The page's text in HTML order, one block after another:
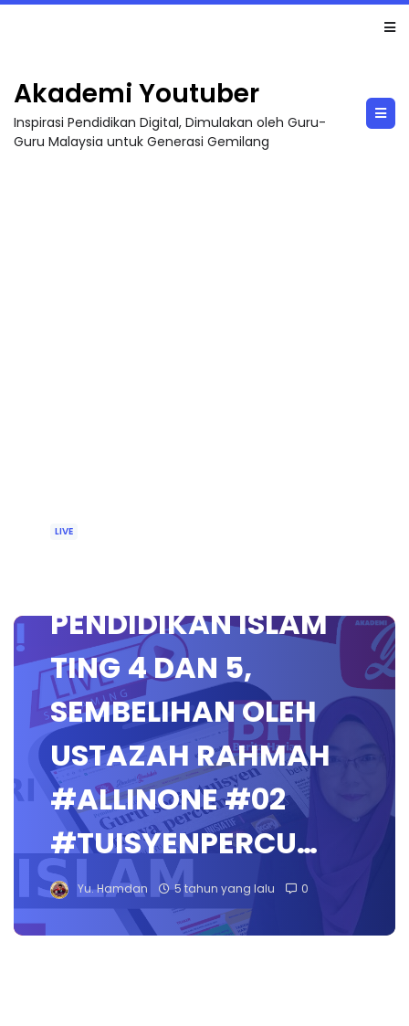
Akademi Youtuber
Inspirasi Pendidikan Digital, Dimulakan oleh Guru-
Guru Malaysia untuk Generasi Gemilang
LIVE
PENDIDIKAN ISLAM
TING 4 DAN 5,
SEMBELIHAN OLEH
USTAZAH RAHMAH
#ALLINONE #02
#TUISYENPERCU…
Yu. Hamdan 5 tahun yang lalu 0